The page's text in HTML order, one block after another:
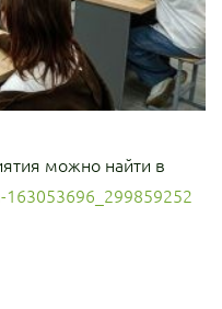
можно найти в